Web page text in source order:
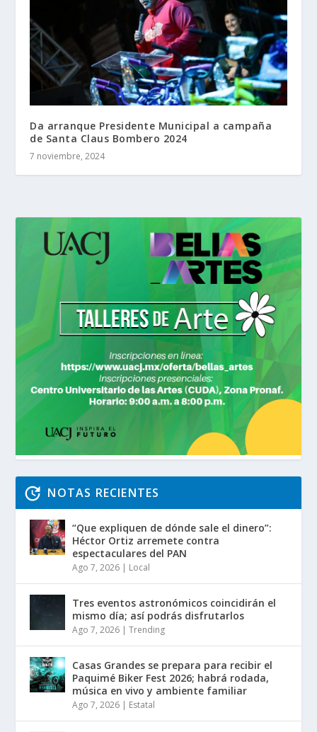
Da arranque Presidente Municipal a campaña
de Santa Claus Bombero 2024
7 noviembre, 2024
NOTAS RECIENTES
“Que expliquen de dónde sale el dinero”:
Héctor Ortiz arremete contra
espectaculares del PAN
Ago 7, 2026 | Local
Tres eventos astronómicos coincidirán el
mismo día; así podrás disfrutarlos
Ago 7, 2026 |Trending
Casas Grandes se prepara para recibir el
Paquimé Biker Fest 2026; habrá rodada,
música en vivo y ambiente familiar
Ago 7, 2026 | Estatal